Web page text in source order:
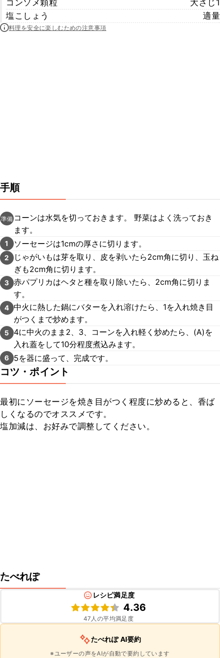
コンソメ顆粒
大さじ1
塩こしょう
適量
料理を安全に楽しむための注意事項
手順
準備 コーンは水気を切っておきます。 野菜はよく洗っておき
ます。
1 ソーセージは1cmの厚さに切ります。
2
じゃがいもは芽を取り、皮を剥いたら2cm角に切り、玉ね
ぎも2cm角に切ります。
3 赤パプリカはヘタと種を取り除いたら、2cm角に切りま
す。
4 中火に熱した鍋にバターを入れ溶けたら、1を入れ焼き目
がつくまで炒めます。
5
4に中火のまま2、3、コーンを入れ軽く炒めたら、(A)を
入れ蓋をして10分程度煮込みます。
6 5を器に盛って、完成です。
コツ・ポイント
最初にソーセージを焼き目がつく程度に炒めると、香ば
しくなるのでオススメです。
塩加減は、お好みで調整してください。
たべれぽ
レシピ満足度
4.36
47 人の平均満足度
たべれぽ AI要約
※ユーザーの声をAIが自動で要約しています